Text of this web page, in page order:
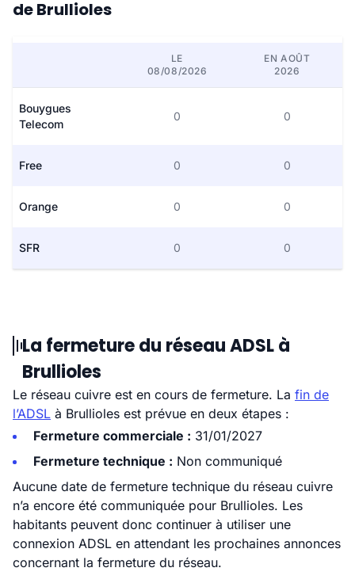
de Brullioles
LE
08/08/2026
EN AOÛT
2026
Bouygues
Telecom
0 0
Free 0 0
Orange 0 0
SFR 0 0
La fermeture du réseau ADSL à
Brullioles
Le réseau cuivre est en cours de fermeture. La fin de
l’ADSL à Brullioles est prévue en deux étapes :
Fermeture commerciale : 31/01/2027
Fermeture technique : Non communiqué
Aucune date de fermeture technique du réseau cuivre
n’a encore été communiquée pour Brullioles. Les
habitants peuvent donc continuer à utiliser une
connexion ADSL en attendant les prochaines annonces
concernant la fermeture du réseau.